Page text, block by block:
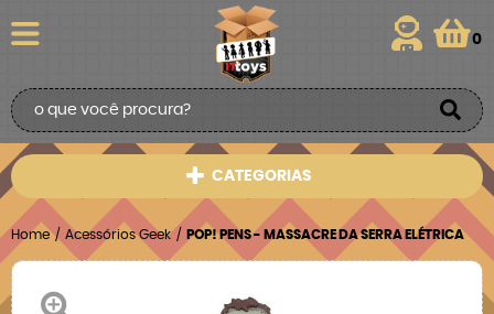
0
CATEGORIAS
Home Acessórios Geek POP! PENS - MASSACRE DA SERRA ELÉTRICA